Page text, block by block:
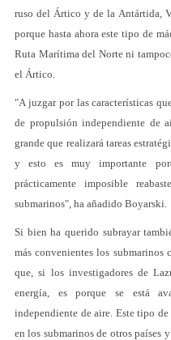
ruso del Ártico y de la Antártida,
porque hasta ahora este tipo de
Ruta Marítima del Norte ni
el Ártico.
"A juzgar por las características
de propulsión independiente de
grande que realizará tareas
y esto es muy importante
prácticamente imposible
submarinos", ha añadido Boyarski.
Si bien ha querido subrayar
más convenientes los submarinos
que, si los investigadores de
energía, es porque se está
independiente de aire. Este tipo
en los submarinos de otros países